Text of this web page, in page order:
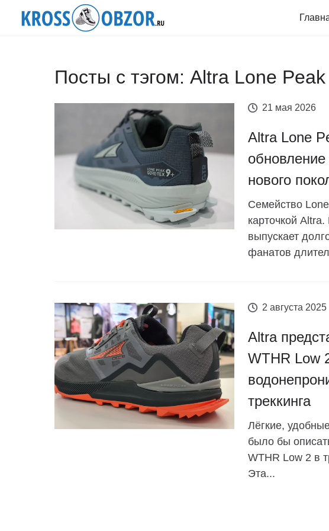
Посты с тэгом: Altra Lone Peak
21 мая 2026
Altra Lone
нового
Семейство
карточкой
выпускает
фанатов
2 августа 2025
Altra
WTHR Low
треккинга
Лёгкие,
было бы
WTHR Low 2 в
Эта...